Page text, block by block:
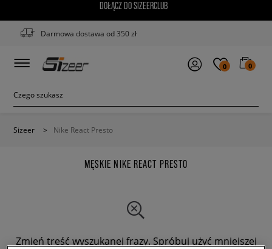
DOŁĄCZ DO SIZEERCLUB
Darmowa dostawa od 350 zł
0 0
Sizeer > Nike React Presto
MĘSKIE NIKE REACT PRESTO
Zmień treść wyszukanej frazy. Spróbuj użyć mniejszej